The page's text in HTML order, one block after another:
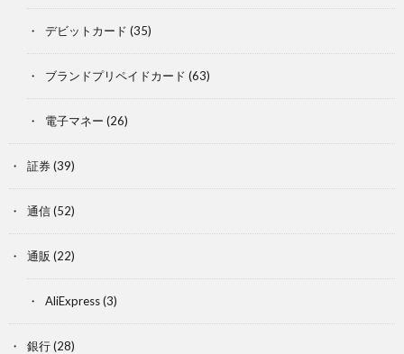
デビットカード (35)
ブランドプリペイドカード (63)
電子マネー (26)
証券(39)
通信(52)
通販 (22)
AliExpress(3)
銀行(28)